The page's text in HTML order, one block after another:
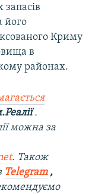
його
Криму
в
районах.
.
можна за
. Також
Telegram,